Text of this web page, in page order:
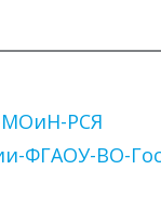
РСЯ
ФГАОУ-ВО-